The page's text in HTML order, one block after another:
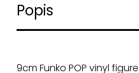
Popis
9cm Funko POP vinyl